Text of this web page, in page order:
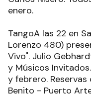
enero.
TangoA las 22 en
Lorenzo 480)
Vivo". Julio
y Músicos
y febrero.
Benito - Puerto